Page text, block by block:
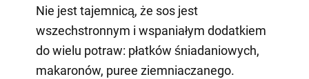
Nie jest tajemnicą, że sos jest
wszechstronnym i wspaniałym dodatkiem
do wielu potraw: płatków śniadaniowych,
makaronów, puree ziemniaczanego.